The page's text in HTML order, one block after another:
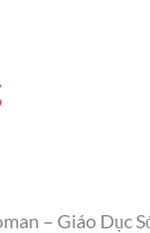
– Giáo Dục